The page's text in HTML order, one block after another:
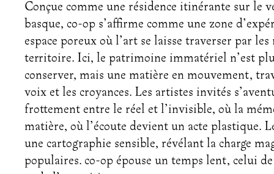
Conçue comme une résidence itinérante sur le
basque, co-op s’affirme comme une zone
espace poreux où l’art se laisse traverser par
territoire. Ici, le patrimoine immatériel n’est
conserver, mais une matière en mouvement,
voix et les croyances. Les artistes invités
frottement entre le réel et l’invisible, où la
matière, où l’écoute devient un acte plastique.
une cartographie sensible, révélant la charge
populaires. co-op épouse un temps lent, celui